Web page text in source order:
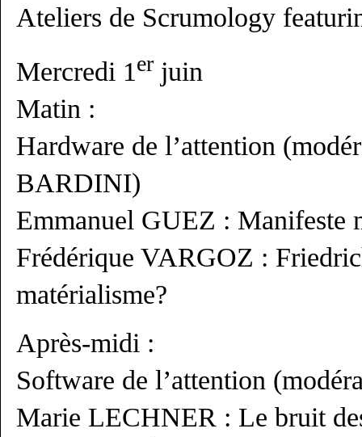
Ateliers de Scrumology
Mercredi 1er juin
Matin :
Hardware de l’attention
BARDINI)
Emmanuel GUEZ : Manifeste
Frédérique VARGOZ :
matérialisme?
Après-midi :
Software de l’attention
Marie LECHNER : Le bruit